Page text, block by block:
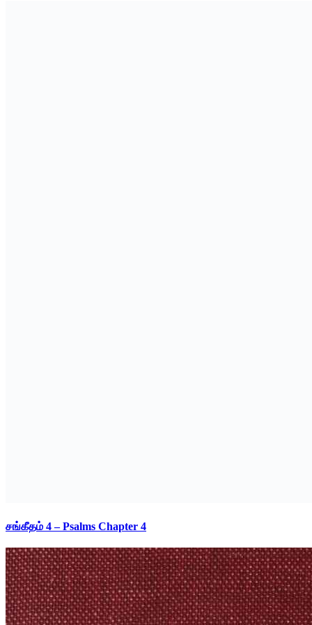
சங்கீதம் 4 – Psalms Chapter 4